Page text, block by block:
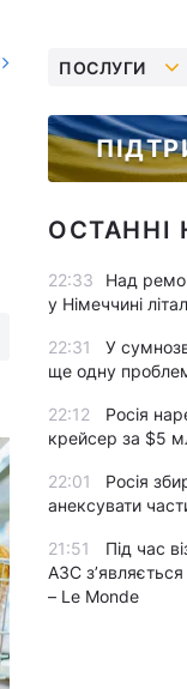
ПОСЛУГИ
ОСТАННІ
22:33
Над
у Німеччині
22:31
У
ще одну
22:12
Росія
крейсер за $5
22:01
Росія
анексувати
21:51
Під час
АЗС
– Le Monde